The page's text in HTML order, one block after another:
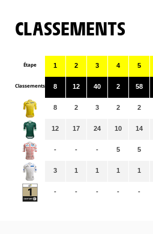
CLASSEMENTS
Étape
Classements
1
8
8
12
-
3
-
2
12
2
17
-
1
-
3
40
3
24
-
1
-
4
2
2
10
5
1
-
5
58
2
14
5
1
-